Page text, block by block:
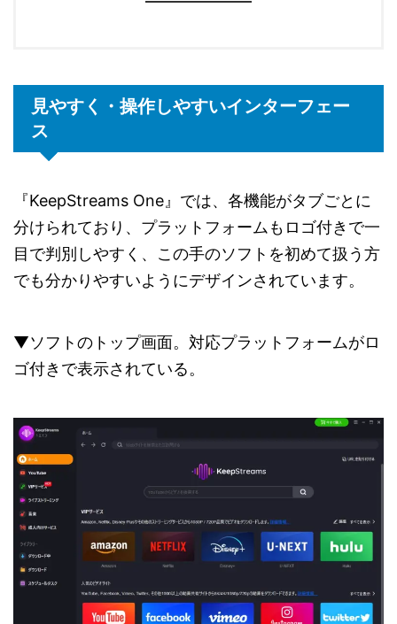
見やすく・操作しやすいインターフェー
ス
『KeepStreams One』では、各機能がタブごとに
分けられており、プラットフォームもロゴ付きで一
目で判別しやすく、この手のソフトを初めて扱う方
でも分かりやすいようにデザインされています。
▼ソフトのトップ画面。対応プラットフォームがロ
ゴ付きで表示されている。